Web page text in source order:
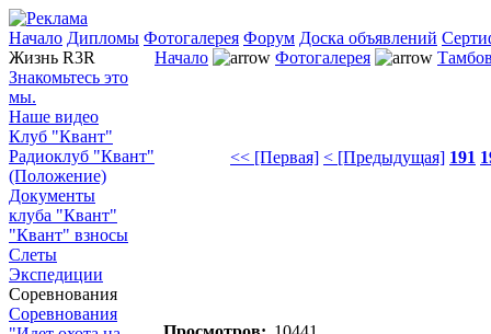
Начало Дипломы Фотогалерея Форум Доска объявлений
Жизнь R3R
Знакомьтесь это
мы.
Наше видео
Клуб "Квант"
Радиоклуб "Квант"
(Положение)
Документы
клуба "Квант"
"Квант" взносы
Слеты
Экспедиции
Соревнования
Соревнования
Начало Фотогалерея
<< [Первая] < [Предыдущая] 191